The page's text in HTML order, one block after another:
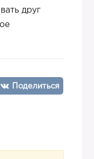
друг
Поделиться